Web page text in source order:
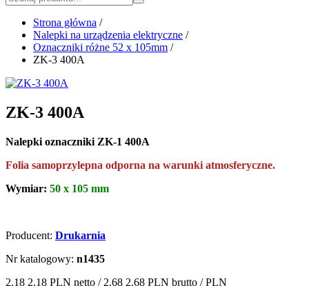
Strona główna /
Nalepki na urządzenia elektryczne /
Oznaczniki różne 52 x 105mm /
ZK-3 400A
ZK-3 400A
Nalepki oznaczniki ZK-1 400A
Folia samoprzylepna odporna na warunki atmosferyczne.
Wymiar: 50 x 105 mm
Producent: Drukarnia
Nr katalogowy: n1435
2.18 2.18 PLN netto / 2.68 2.68 PLN brutto /PLN